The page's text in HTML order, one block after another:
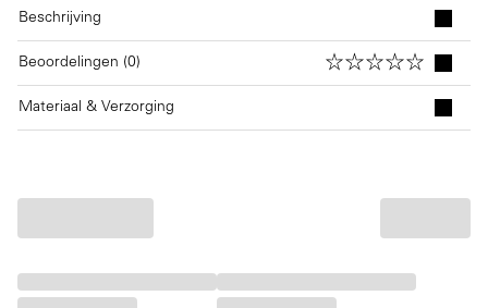
Beschrijving
Beoordelingen (0)
Materiaal & Verzorging